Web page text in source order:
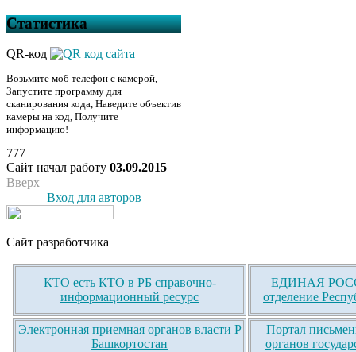
Статистика
QR-код
Возьмите моб телефон с камерой,
Запустите программу для
сканирования кода, Наведите объектив
камеры на код, Получите
информацию!
777
Сайт начал работу 03.09.2015
Вверх
Вход для авторов
Сайт разработчика
КТО есть КТО в РБ справочно-
информационный ресурс
ЕДИНАЯ
отделение
Электронная приемная органов власти Р
Башкортостан
Портал
органов